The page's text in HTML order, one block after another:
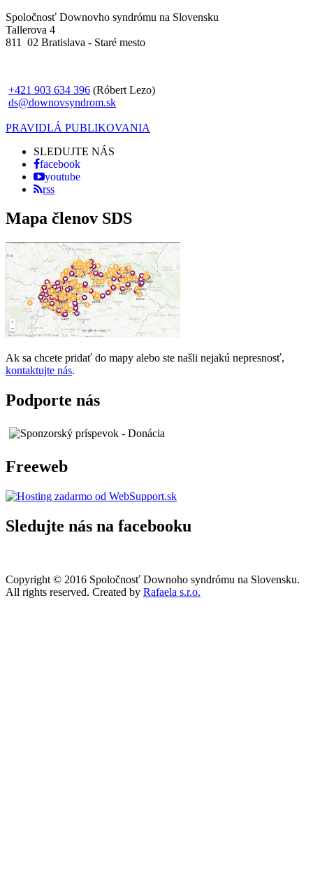
Spoločnosť Downovho syndrómu na Slovensku
Tallerova 4
811 02 Bratislava - Staré mesto
+421 903 634 396 (Róbert Lezo)
ds@downovsyndrom.sk
PRAVIDLÁ PUBLIKOVANIA
SLEDUJTE NÁS
facebook
youtube
rss
Mapa členov SDS
Ak sa chcete pridať do mapy alebo ste našli nejakú nepresnosť,
kontaktujte nás.
Podporte nás
Freeweb
Sledujte nás na facebooku
Copyright © 2016 Spoločnosť Downoho syndrómu na Slovensku.
All rights reserved. Created by Rafaela s.r.o.